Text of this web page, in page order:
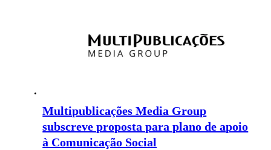
Multipublicações Media Group
subscreve proposta para plano de apoio
à Comunicação Social